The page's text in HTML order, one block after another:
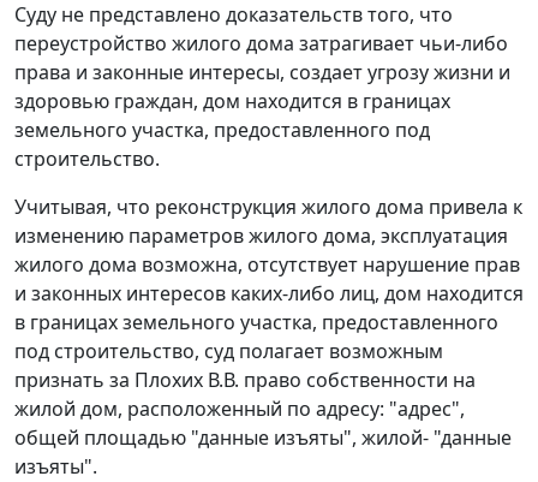
Суду не представлено доказательств того, что
переустройство жилого дома затрагивает чьи-либо
права и законные интересы, создает угрозу жизни и
здоровью граждан, дом находится в границах
земельного участка, предоставленного под
строительство.
Учитывая, что реконструкция жилого дома привела к
изменению параметров жилого дома, эксплуатация
жилого дома возможна, отсутствует нарушение прав
и законных интересов каких-либо лиц, дом находится
в границах земельного участка, предоставленного
под строительство, суд полагает возможным
признать за Плохих В.В. право собственности на
жилой дом, расположенный по адресу: "адрес",
общей площадью "данные изъяты", жилой- "данные
изъяты".